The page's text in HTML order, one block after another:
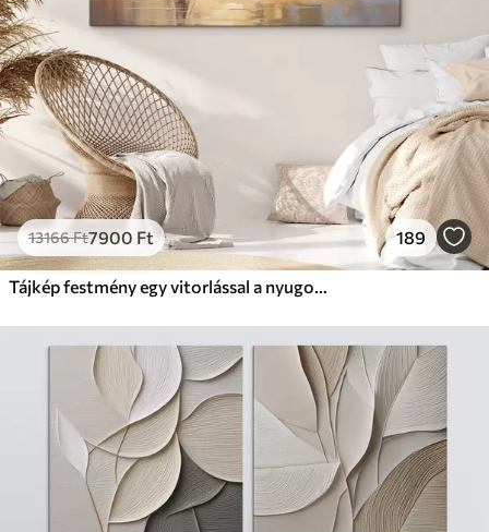
13166Ft7900 Ft 189
Tájkép festmény egy vitorlással a nyugodt tengeren, narancssárga és sárga égbolt, távoli hegyek